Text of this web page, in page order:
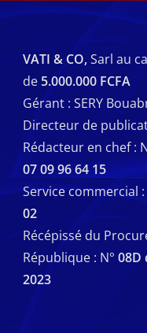
VATI & CO,Sarl au
de 5.000.000 FCFA
Gérant : SERY
Directeur de
Rédacteur en chef :
07 09 96 64 15
Service commercial :
02
Récépissé du
République : N° 08D
2023